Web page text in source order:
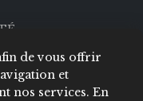
de vous offrir
et
nos services. En